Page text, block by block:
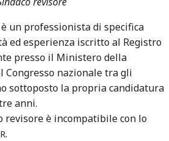
un professionista di specifica
ed esperienza iscritto al Registro
presso il Ministero della
Congresso nazionale tra gli
sottoposto la propria candidatura
anni.
revisore è incompatibile con lo
.